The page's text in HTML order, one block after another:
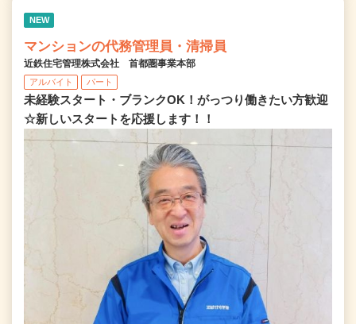
NEW
マンションの代務管理員・清掃員
近鉄住宅管理株式会社 首都圏事業本部
アルバイト パート
未経験スタート・ブランクOK！がっつり働きたい方歓迎
☆新しいスタートを応援します！！